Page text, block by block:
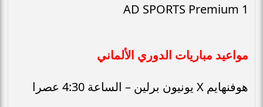
AD SPORTS Premium 1
مواعيد مباريات الدوري الألماني
هوفنهايم X يونيون برلين – الساعة 4:30 عصرا